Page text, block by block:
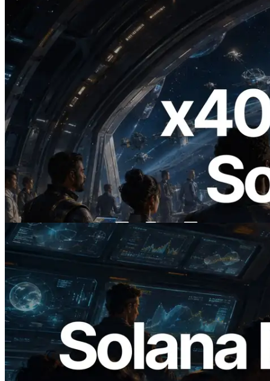
2026.07.04
ERPC startet x402-fähige Solana RPC —
Der Beginn einer Ära, in der KI-Agenten
APIs bei Bedarf bezahlen
Lesen Sie diesen Artikel
2026.05.24